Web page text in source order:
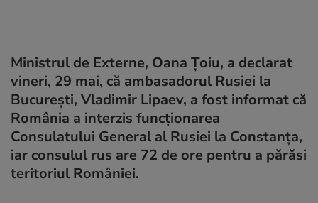
Ministrul de Externe, Oana Ţoiu, a declarat
vineri, 29 mai, că ambasadorul Rusiei la
București, Vladimir Lipaev, a fost informat că
România a interzis funcţionarea
Consulatului General al Rusiei la Constanţa,
iar consulul rus are 72 de ore pentru a părăsi
teritoriul României.